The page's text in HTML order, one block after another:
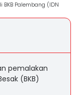
Palembang (IDN
pemalakan
(BKB)